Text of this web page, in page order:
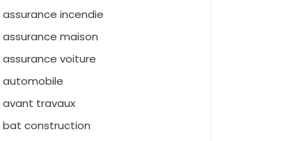
assurance incendie
assurance maison
assurance voiture
automobile
avant travaux
bat construction